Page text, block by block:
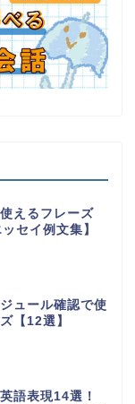
えるフレーズ
セイ例文集】
ュール確認で使
【12選】
語表現14選！